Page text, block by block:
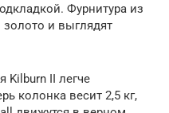
Фурнитура из
и выглядят
Kilburn II легче
колонка весит 2,5 кг,